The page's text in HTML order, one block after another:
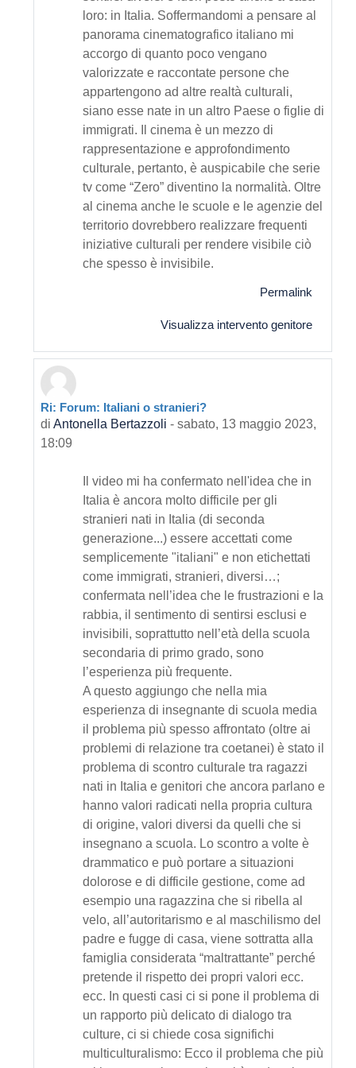
loro: in Italia. Soffermandomi a pensare al
panorama cinematografico italiano mi
accorgo di quanto poco vengano
valorizzate e raccontate persone che
appartengono ad altre realtà culturali,
siano esse nate in un altro Paese o figlie di
immigrati. Il cinema è un mezzo di
rappresentazione e approfondimento
culturale, pertanto, è auspicabile che serie
tv come “Zero” diventino la normalità. Oltre
al cinema anche le scuole e le agenzie del
territorio dovrebbero realizzare frequenti
iniziative culturali per rendere visibile ciò
che spesso è invisibile.
Permalink
Visualizza intervento genitore
In riposta a Primo intervento
Ri: Forum: Italiani o stranieri?
di Antonella Bertazzoli - sabato, 13 maggio 2023,
18:09
Il video mi ha confermato nell'idea che in
Italia è ancora molto difficile per gli
stranieri nati in Italia (di seconda
generazione...) essere accettati come
semplicemente "italiani" e non etichettati
come immigrati, stranieri, diversi…;
confermata nell’idea che le frustrazioni e la
rabbia, il sentimento di sentirsi esclusi e
invisibili, soprattutto nell’età della scuola
secondaria di primo grado, sono
l’esperienza più frequente.
A questo aggiungo che nella mia
esperienza di insegnante di scuola media
il problema più spesso affrontato (oltre ai
problemi di relazione tra coetanei) è stato il
problema di scontro culturale tra ragazzi
nati in Italia e genitori che ancora parlano e
hanno valori radicati nella propria cultura
di origine, valori diversi da quelli che si
insegnano a scuola. Lo scontro a volte è
drammatico e può portare a situazioni
dolorose e di difficile gestione, come ad
esempio una ragazzina che si ribella al
velo, all’autoritarismo e al maschilismo del
padre e fugge di casa, viene sottratta alla
famiglia considerata “maltrattante” perché
pretende il rispetto dei propri valori ecc.
ecc. In questi casi ci si pone il problema di
un rapporto più delicato di dialogo tra
culture, ci si chiede cosa significhi
multiculturalismo: Ecco il problema che più